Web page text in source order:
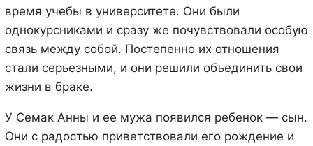
время учебы в университете. Они были
однокурсниками и сразу же почувствовали особую
связь между собой. Постепенно их отношения
стали серьезными, и они решили объединить свои
жизни в браке.
У Семак Анны и ее мужа появился ребенок — сын.
Они с радостью приветствовали его рождение и